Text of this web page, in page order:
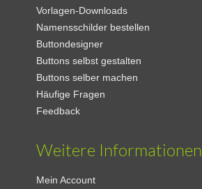
Vorlagen-Downloads
Namensschilder bestellen
Buttondesigner
Buttons selbst gestalten
Buttons selber machen
Häufige Fragen
Feedback
Weitere Informationen
Mein Account